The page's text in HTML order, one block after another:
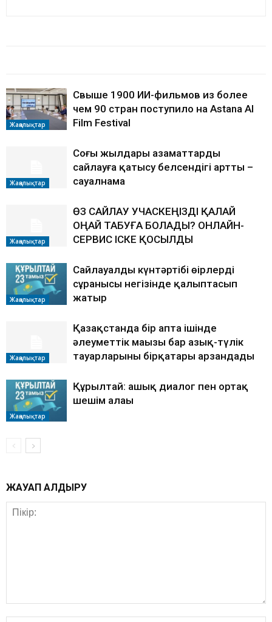
Жаңалықтар
Свыше 1900 ИИ-фильмов из более
чем 90 стран поступило на Astana AI
Film Festival
Жаңалықтар
Соңғы жылдары азаматтардың
сайлауға қатысу белсендігі артты –
сауалнама
Жаңалықтар
ӨЗ САЙЛАУ УЧАСКЕҢІЗДІ ҚАЛАЙ
ОҢАЙ ТАБУҒА БОЛАДЫ? ОНЛАЙН-
СЕРВИС ІСКЕ ҚОСЫЛДЫ
Жаңалықтар
Сайлауалды күнтәртібі өңірлердің
сұранысы негізінде қалыптасып
жатыр
Жаңалықтар
Қазақстанда бір апта ішінде
әлеуметтік маңызы бар азық-түлік
тауарларының бірқатары арзандады
Жаңалықтар
Құрылтай: ашық диалог пен ортақ
шешім алаңы
ЖАУАП ҚАЛДЫРУ